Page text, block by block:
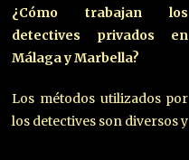
¿Cómo trabajan los
detectives privados en
Málaga y Marbella?
Los métodos utilizados por
los detectives son diversos y